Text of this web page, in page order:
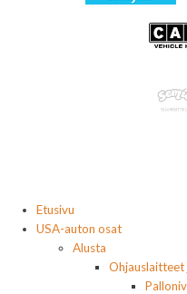
Etusivu
USA-auton osat
Alusta
Ohjauslaitteet